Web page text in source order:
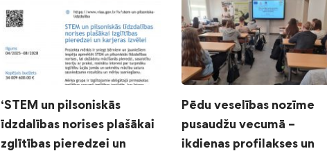
un pilsoniskās
norises plašākai
pieredzei un
Pēdu veselības nozīme
pusaudžu vecumā –
ikdienas profilakses un